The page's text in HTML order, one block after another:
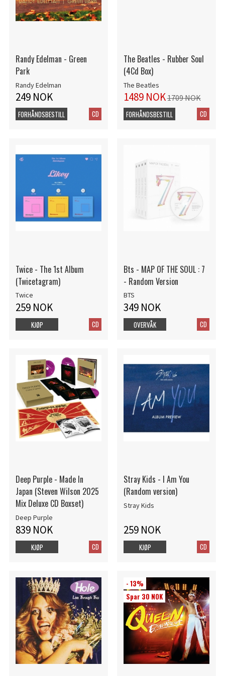
Randy Edelman - Green
Park
Randy Edelman
249 NOK
CD
FORHÅNDSBESTILL
The Beatles - Rubber Soul
(4Cd Box)
The Beatles
1489 NOK1709 NOK
CD
FORHÅNDSBESTILL
Twice - The 1st Album
(Twicetagram)
Twice
259 NOK
CD
KJØP
Bts - MAP OF THE SOUL : 7
- Random Version
BTS
349 NOK
CD
OVERVÅK
Deep Purple - Made In
Japan (Steven Wilson 2025
Mix Deluxe CD Boxset)
Deep Purple
839 NOK
CD
KJØP
Stray Kids - I Am You
(Random version)
Stray Kids
259 NOK
CD
KJØP
- 13%
Spar 30 NOK